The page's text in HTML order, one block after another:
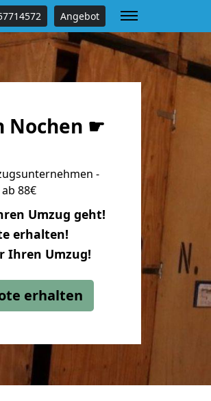
Angebot
Nochen ☛
-
88€
Umzug geht!
erhalten!
Ihren Umzug!
erhalten